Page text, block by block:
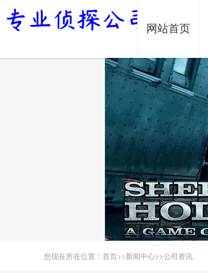
网站首页
您现在所在位置： 首页>>新闻中心>>公司资讯